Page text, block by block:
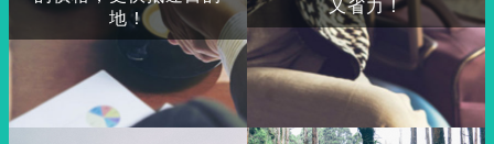
地！
又省力！